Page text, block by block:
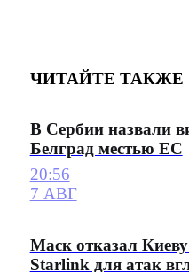
ЧИТАЙТЕ ТАКЖЕ
В Сербии назвали
Белград местью ЕС
20:56
7 АВГ
Маск отказал
Starlink для атак